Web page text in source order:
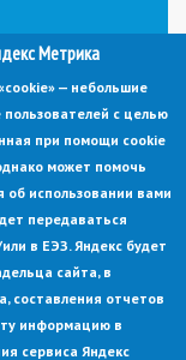
д. 27, 442960
обязательна.
Метрика
— небольшие
с целью
при помощи cookie
может помочь
использовании вами
передаваться
в ЕЭЗ. Яндекс будет
сайта, в
составления отчетов
информацию в
сервиса Яндекс